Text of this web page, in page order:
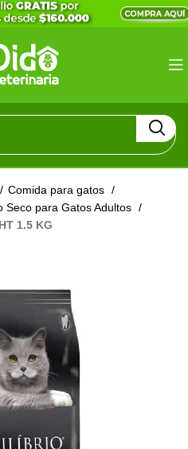
Comida para gatos
Seco para Gatos Adultos
1.5 KG